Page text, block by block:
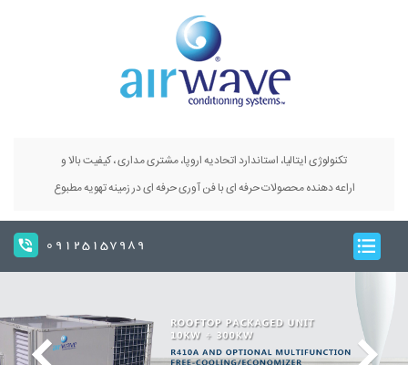
تکنولوژی ایتالیا، استاندارد اتحادیه اروپا، مشتری مداری ، کیفیت بالا و
اراعه دهنده محصولات حرفه ای با فن آوری حرفه ای در زمینه تهویه مطبوع
09125157989